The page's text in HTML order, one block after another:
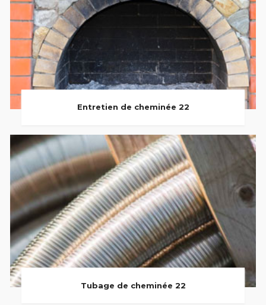
Entretien de cheminée 22
Tubage de cheminée 22